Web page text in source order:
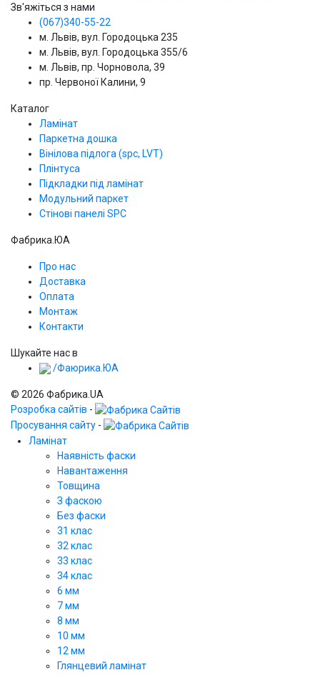
Зв'яжіться з нами
(067)340-55-22
м. Львів, вул. Городоцька 235
м. Львів, вул. Городоцька 355/6
м. Львів, пр. Чорновола, 39
пр. Червоної Калини, 9
Каталог
Ламінат
Паркетна дошка
Вінілова підлога (spc, LVT)
Плінтуса
Підкладки під ламінат
Модульний паркет
Стінові панелі SPС
Фабрика.ЮА
Про нас
Доставка
Оплата
Монтаж
Контакти
Шукайте нас в
/Фаюрика.ЮА
© 2026 Фабрика.UA
Розробка сайтів -
Просування сайту -
Ламінат
Наявність фаски
Навантаження
Товщина
З фаскою
Без фаски
31 клас
32 клас
33 клас
34 клас
6 мм
7 мм
8 мм
10 мм
12 мм
Глянцевий ламінат